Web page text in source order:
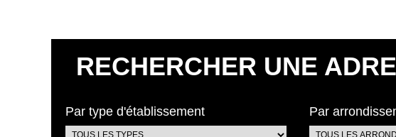
RECHERCHER UNE
Par type d'établissement Par